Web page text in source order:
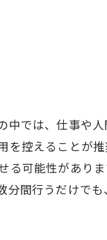
中では、仕事や
控えることが
可能性があり
間行うだけで